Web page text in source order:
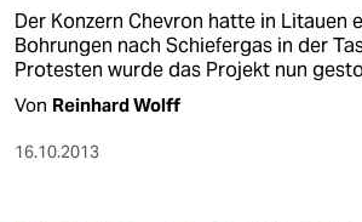
Der Konzern Chevron hatte in Litauen
Bohrungen nach Schiefergas in der
Protesten wurde das Projekt nun
Von Reinhard Wolff
16.10.2013